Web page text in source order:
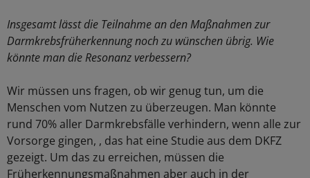
Insgesamt lässt die Teilnahme an den Maßnahmen zur
Darmkrebsfrüherkennung noch zu wünschen übrig. Wie
könnte man die Resonanz verbessern?
Wir müssen uns fragen, ob wir genug tun, um die
Menschen vom Nutzen zu überzeugen. Man könnte
rund 70% aller Darmkrebsfälle verhindern, wenn alle zur
Vorsorge gingen, , das hat eine Studie aus dem DKFZ
gezeigt. Um das zu erreichen, müssen die
Früherkennungsmaßnahmen aber auch in der